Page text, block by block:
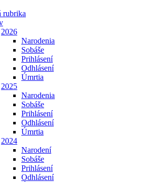
rubrika
2026
Narodenia
Sobáše
Prihlásení
Odhlásení
Úmrtia
2025
Narodenia
Sobáše
Prihlásení
Odhlásení
Úmrtia
2024
Narodení
Sobáše
Prihlásení
Odhlásení